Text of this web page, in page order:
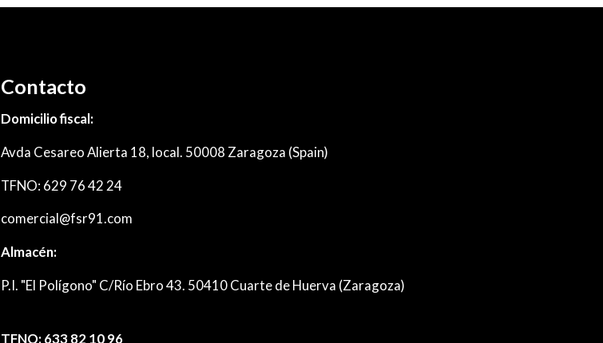
Contacto
Domicilio fiscal:
Avda Cesareo Alierta 18, local. 50008 Zaragoza (Spain)
TFNO: 629 76 42 24
comercial@fsr91.com
Almacén:
P.I. "El Polígono" C/Río Ebro 43. 50410 Cuarte de Huerva (Zaragoza)
TFNO: 633 82 10 96